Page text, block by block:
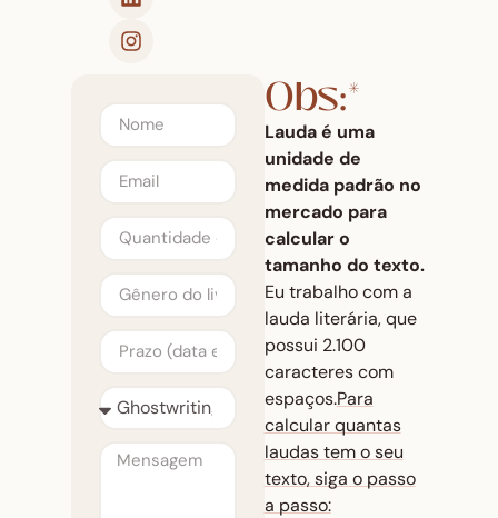
Obs:*
Lauda é uma
unidade de
medida padrão no
mercado para
calcular o
tamanho do texto.
Eu trabalho com a
lauda literária, que
possui 2.100
caracteres com
espaços.Para
calcular quantas
laudas tem o seu
texto, siga o passo
a passo: